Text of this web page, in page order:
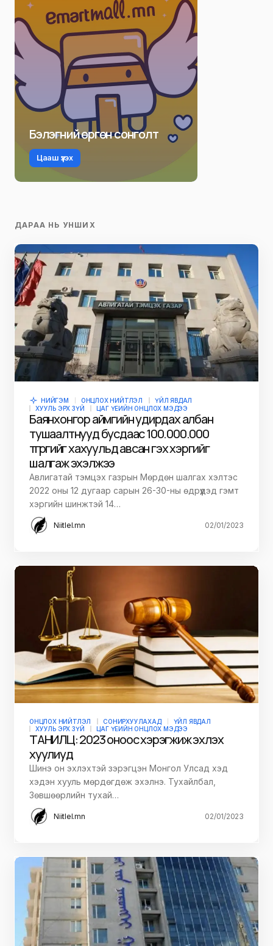
Бэлэгний өргөн сонголт
Цааш үзэх
ДАРАА НЬ УНШИХ
НИЙГЭМ ОНЦЛОХ НИЙТЛЭЛ
ҮЙЛ ЯВДАЛ
ХУУЛЬ ЭРХ ЗҮЙ
ЦАГ ҮЕИЙН ОНЦЛОХ МЭДЭЭ
Баянхонгор аймгийн удирдах албан
тушаалтнууд бусдаас 100.000.000
төгрөгийг хахуульд авсан гэх хэргийг
шалгаж эхэлжээ
Авлигатай тэмцэх газрын Мөрдөн шалгах хэлтэс
2022 оны 12 дугаар сарын 26-30-ны өдрүүдэд гэмт
хэргийн шинжтэй 14…
Niitlel.mn 02/01/2023
ОНЦЛОХ НИЙТЛЭЛ СОНИРХУУЛАХАД
ҮЙЛ ЯВДАЛ
ХУУЛЬ ЭРХ ЗҮЙ
ЦАГ ҮЕИЙН ОНЦЛОХ МЭДЭЭ
ТАНИЛЦ: 2023 оноос хэрэгжиж эхлэх
хуулиуд
Шинэ он эхлэхтэй зэрэгцэн Монгол Улсад хэд
хэдэн хууль мөрдөгдөж эхэлнэ. Тухайлбал,
Зөвшөөрлийн тухай…
Niitlel.mn 02/01/2023